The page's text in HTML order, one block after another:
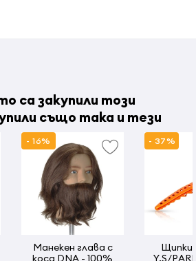
с желаното количество течност,
е готов за работа
са закупили този
също така и тези
- 16%
Манекен глава с
коса DNA - 100%
- 37%
Щипки
Y.S/